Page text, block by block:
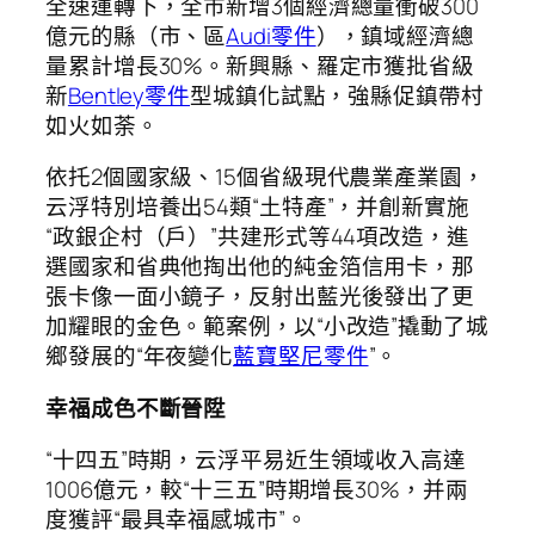
億元的縣（市、區Audi零件），鎮域經濟總
量累計增長30%。新興縣、羅定市獲批省級
新Bentley零件型城鎮化試點，強縣促鎮帶村
如火如荼。
依托2個國家級、15個省級現代農業產業園，
云浮特別培養出54類“土特產”，并創新實施
“政銀企村（戶）”共建形式等44項改造，進
選國家和省典他掏出他的純金箔信用卡，那
張卡像一面小鏡子，反射出藍光後發出了更
加耀眼的金色。範案例，以“小改造”撬動了城
鄉發展的“年夜變化藍寶堅尼零件”。
幸福成色不斷晉陞
“十四五”時期，云浮平易近生領域收入高達
1006億元，較“十三五”時期增長30%，并兩
度獲評“最具幸福感城市”。